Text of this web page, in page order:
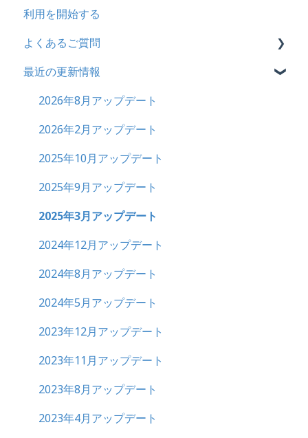
利用を開始する
よくあるご質問
契約
トライアル
カスタマイズ
インターネット・セキュリティ
料金
管理ユーザー・受講ユーザー
履歴
コンテンツ
CSV
ドキュメント
ビデオ
ドリル
メール
最近の更新情報
2026年8月アップデート
2026年2月アップデート
2025年10月アップデート
2025年9月アップデート
2025年3月アップデート
2024年12月アップデート
2024年8月アップデート
2024年5月アップデート
2023年12月アップデート
2023年11月アップデート
2023年8月アップデート
2023年4月アップデート